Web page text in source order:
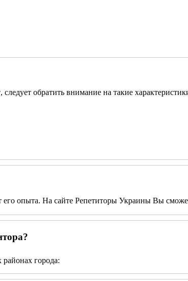
, следует обратить внимание на такие
опыта. На сайте Репетиторы Украины Вы
города: